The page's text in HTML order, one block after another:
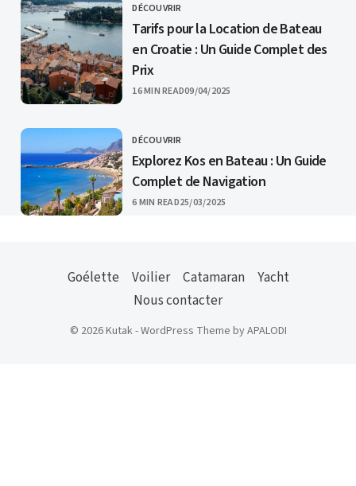
CATEGORY
DÉCOUVRIR
Tarifs pour la Location de Bateau
en Croatie : Un Guide Complet des
Prix
16 MIN READPUBLISHED
09/04/2025
CATEGORY
DÉCOUVRIR
Explorez Kos en Bateau : Un Guide
Complet de Navigation
6 MIN READPUBLISHED
25/03/2025
Goélette Voilier Catamaran
Yacht
Nous contacter
© 2026 Kutak - WordPress Theme by APALODI